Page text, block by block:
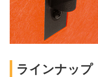
ラインナップ